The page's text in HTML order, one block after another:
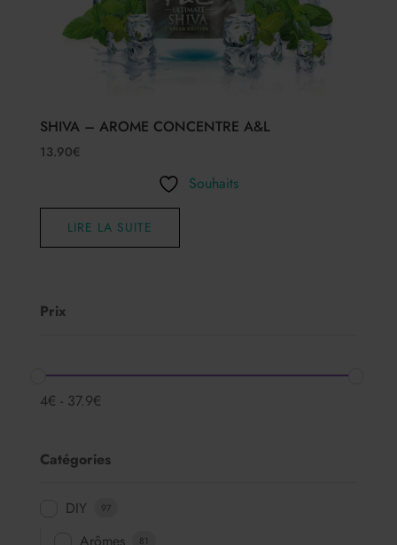
SHIVA – AROME CONCENTRE A&L
13.90€
Souhaits
LIRE LA SUITE
Prix
4€ - 37.9€
Catégories
DIY 97
81